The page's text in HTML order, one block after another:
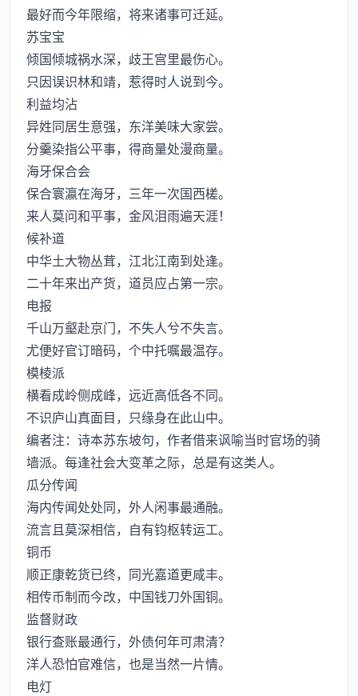
最好而今年限缩，将来诸事可迁延。
苏宝宝
倾国倾城祸水深，歧王宫里最伤心。
只因误识林和靖，惹得时人说到今。
利益均沾
异姓同居生意强，东洋美味大家尝。
分羹染指公平事，得商量处漫商量。
海牙保合会
保合寰瀛在海牙，三年一次国西槎。
来人莫问和平事，金风泪雨遍天涯！
候补道
中华土大物丛茸，江北江南到处逢。
二十年来出产货，道员应占第一宗。
电报
千山万壑赴京门，不失人兮不失言。
尤便好官订暗码，个中托嘱最温存。
模棱派
横看成岭侧成峰，远近高低各不同。
不识庐山真面目，只缘身在此山中。
编者注：诗本苏东坡句，作者借来讽喻当时官场的骑
墙派。每逢社会大变革之际，总是有这类人。
瓜分传闻
海内传闻处处同，外人闲事最通融。
流言且莫深相信，自有钧枢转运工。
铜币
顺正康乾货已终，同光嘉道更咸丰。
相传币制而今改，中国钱刀外国铜。
监督财政
银行查账最通行，外债何年可肃清？
洋人恐怕官难信，也是当然一片情。
电灯